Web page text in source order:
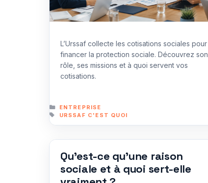
L’Urssaf collecte les cotisations sociales pour
financer la protection sociale. Découvrez son
rôle, ses missions et à quoi servent vos
cotisations.
CATÉGORIES
ENTREPRISE
ÉTIQUETTES
URSSAF C'EST QUOI
Qu’est-ce qu’une raison
sociale et à quoi sert-elle